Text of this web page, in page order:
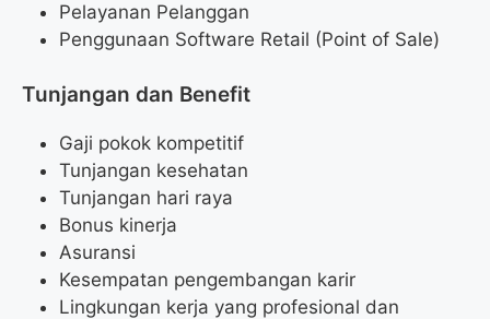
Pelayanan Pelanggan
Penggunaan Software Retail (Point of Sale)
Tunjangan dan Benefit
Gaji pokok kompetitif
Tunjangan kesehatan
Tunjangan hari raya
Bonus kinerja
Asuransi
Kesempatan pengembangan karir
Lingkungan kerja yang profesional dan